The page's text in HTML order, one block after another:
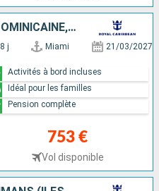
PORTO RICO, RÉPUBLIQUE DOMINICAINE, ÉTATS-UNIS
8 j Miami 21/03/2027
753 €
Vol disponible
Activités à bord incluses
Idéal pour les familles
Pension complète